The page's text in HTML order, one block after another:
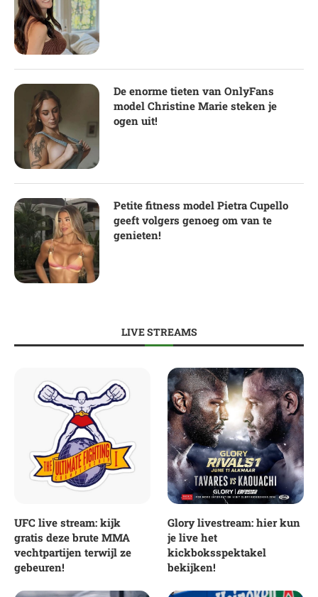
De enorme tieten van OnlyFans
model Christine Marie steken je
ogen uit!
Petite fitness model Pietra Cupello
geeft volgers genoeg om van te
genieten!
LIVE STREAMS
UFC live stream: kijk
gratis deze brute MMA
vechtpartijen terwijl ze
gebeuren!
Glory livestream: hier kun
je live het
kickboksspektakel
bekijken!